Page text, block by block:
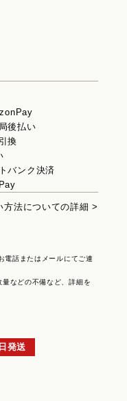
後払い
換
バンク決済
方法についての詳細 >
電話またはメールにてご連
などの不備など、詳細を
発送